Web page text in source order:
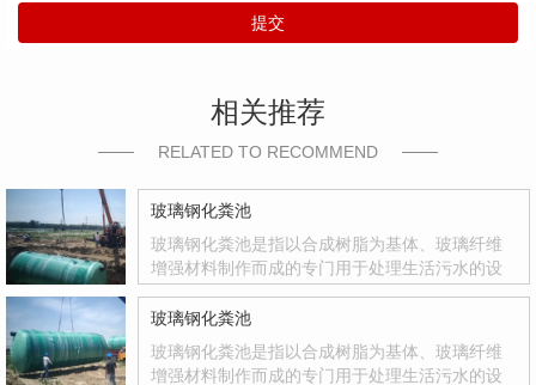
提交
相关推荐
RELATED TO RECOMMEND
玻璃钢化粪池
玻璃钢化粪池是指以合成树脂为基体、玻璃纤维
增强材料制作而成的专门用于处理生活污水的设
品，其质量轻、强度高、韧性好、耐腐蚀、色彩
鲜艳、光洁度达到镜面效果等优点
玻璃钢化粪池
玻璃钢化粪池是指以合成树脂为基体、玻璃纤维
增强材料制作而成的专门用于处理生活污水的设